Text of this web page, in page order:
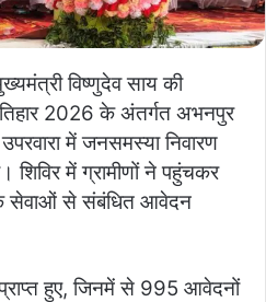
विष्णुदेव साय की
2026 के अंतर्गत अभनपुर
में जनसमस्या निवारण
शिविर में ग्रामीणों ने पहुंचकर
सेवाओं से संबंधित आवेदन
हुए, जिनमें से 995 आवेदनों